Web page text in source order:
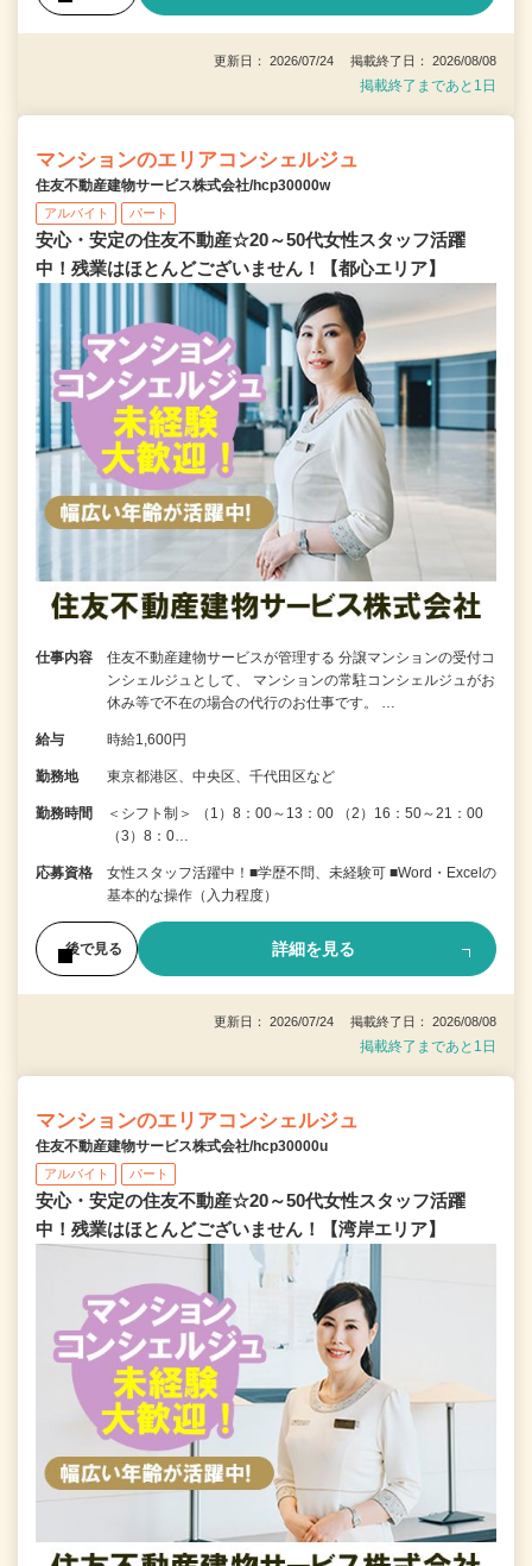
更新日： 2026/07/24 掲載終了日： 2026/08/08
掲載終了まであと1日
マンションのエリアコンシェルジュ
住友不動産建物サービス株式会社/hcp30000w
アルバイト パート
安心・安定の住友不動産☆20～50代女性スタッフ活躍
中！残業はほとんどございません！【都心エリア】
仕事内容
住友不動産建物サービスが管理する 分譲マンションの受付コ
ンシェルジュとして、 マンションの常駐コンシェルジュがお
休み等で不在の場合の代行のお仕事です。 …
給与 時給1,600円
勤務地 東京都港区、中央区、千代田区など
勤務時間
＜シフト制＞ （1）8：00～13：00 （2）16：50～21：00
（3）8：0…
応募資格
女性スタッフ活躍中！■学歴不問、未経験可 ■Word・Excelの
基本的な操作（入力程度）
後で見る 詳細を見る
更新日： 2026/07/24 掲載終了日： 2026/08/08
掲載終了まであと1日
マンションのエリアコンシェルジュ
住友不動産建物サービス株式会社/hcp30000u
アルバイト パート
安心・安定の住友不動産☆20～50代女性スタッフ活躍
中！残業はほとんどございません！【湾岸エリア】